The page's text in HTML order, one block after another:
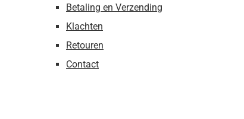
Betaling en Verzending
Klachten
Retouren
Contact